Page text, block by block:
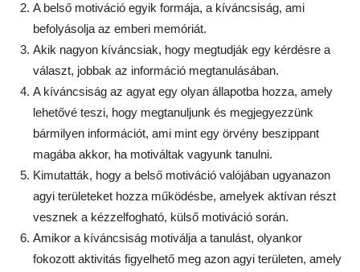
A belső motiváció egyik formája, a kíváncsiság, ami
befolyásolja az emberi memóriát.
Akik nagyon kíváncsiak, hogy megtudják egy kérdésre a
választ, jobbak az információ megtanulásában.
A kíváncsiság az agyat egy olyan állapotba hozza, amely
lehetővé teszi, hogy megtanuljunk és megjegyezzünk
bármilyen információt, ami mint egy örvény beszippant
magába akkor, ha motiváltak vagyunk tanulni.
Kimutatták, hogy a belső motiváció valójában ugyanazon
agyi területeket hozza működésbe, amelyek aktívan részt
vesznek a kézzelfogható, külső motiváció során.
Amikor a kíváncsiság motiválja a tanulást, olyankor
fokozott aktivitás figyelhető meg azon agyi területen, amely